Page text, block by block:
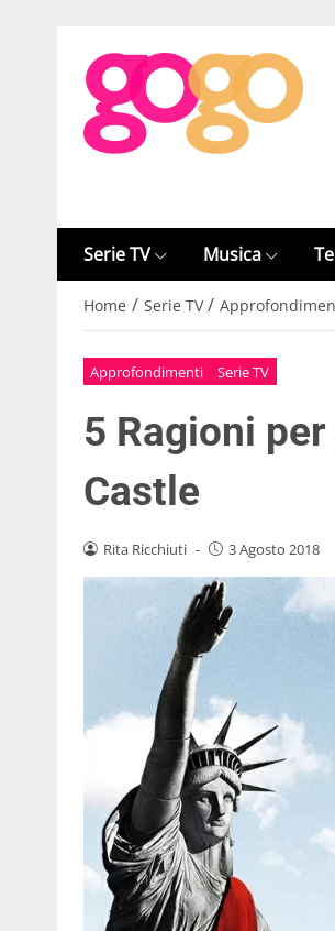
Serie TV Musica
Home / Serie TV /
Approfondimenti Serie TV
5 Ragioni
Castle
Rita Ricchiuti - 3 Agosto 2018